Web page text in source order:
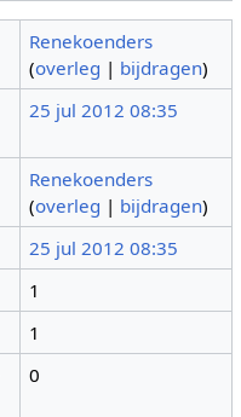
Renekoenders
(overleg | bijdragen)
25 jul 2012 08:35
Renekoenders
(overleg | bijdragen)
25 jul 2012 08:35
1
1
0